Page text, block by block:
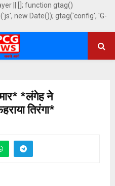
|| []; function gtag()
new Date()); gtag('config', 'G-
*लंगेह ने
तिरंगा*